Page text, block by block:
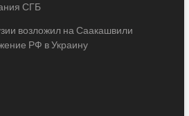
СГБ
возложил на Саакашвили
РФ в Украину